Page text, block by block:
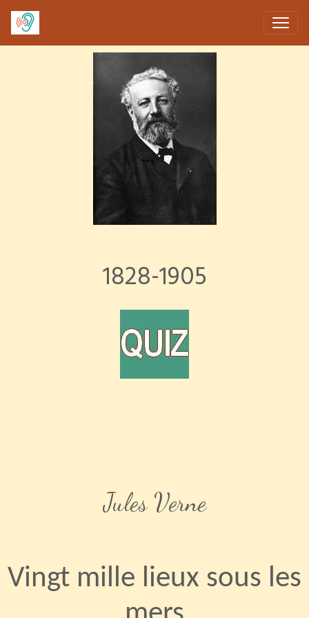
1828-1905
Jules Verne
Vingt mille lieux sous les